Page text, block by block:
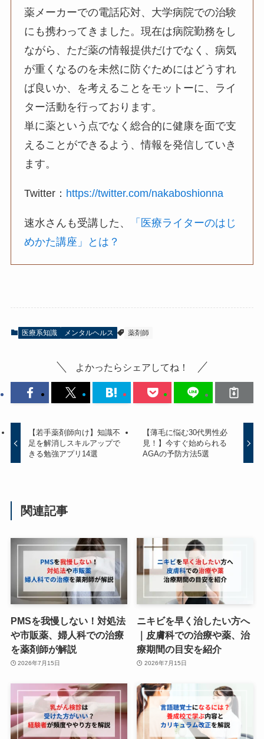
薬メーカーでの電話応対、大学病院での治験
にも携わってきました。現在は病院勤務をし
ながら、ただ薬の情報提供だけでなく、病気
が重くなるのを未然に防ぐためにはどうすれ
ば良いか、を考えることをモットーに、ライ
ター活動を行っております。
単に薬という点でなく総合的に健康を面で支
えることができるよう、情報を発信していき
ます。
Twitter： https://twitter.com/nakaboshionna
速水さんも受講した、
「医療ライターのはじ
めかた講座」とは？
医療系知識 メンタルヘルス 薬剤師
よかったらシェアしてね！
【若手薬剤師向け】知識不
足を解消しスキルアップで
きる勉強アプリ14選
【薄毛に悩む30代男性必
見！】今すぐ始められる
AGAの予防方法5選
関連記事
PMSを我慢しない！対処法
や市販薬、婦人科での治療
を薬剤師が解説
2026年7月15日
ニキビを早く治したい方へ
｜皮膚科での治療や薬、治
療期間の目安を紹介
2026年7月15日